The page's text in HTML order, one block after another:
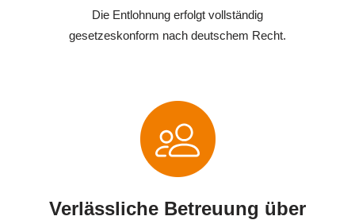
Die Entlohnung erfolgt vollständig
gesetzeskonform nach deutschem Recht.
Verlässliche Betreuung über